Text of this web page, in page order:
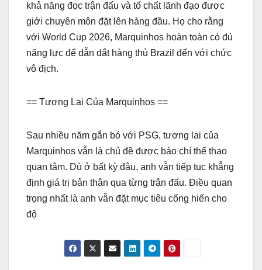
khả năng đọc trận đấu và tố chất lãnh đạo được
giới chuyên môn đặt lên hàng đầu. Họ cho rằng
với World Cup 2026, Marquinhos hoàn toàn có đủ
năng lực để dẫn dắt hàng thủ Brazil đến với chức
vô địch.
== Tương Lai Của Marquinhos ==
Sau nhiều năm gắn bó với PSG, tương lai của
Marquinhos vẫn là chủ đề được báo chí thể thao
quan tâm. Dù ở bất kỳ đâu, anh vẫn tiếp tục khẳng
định giá trị bản thân qua từng trận đấu. Điều quan
trọng nhất là anh vẫn đặt mục tiêu cống hiến cho
độ